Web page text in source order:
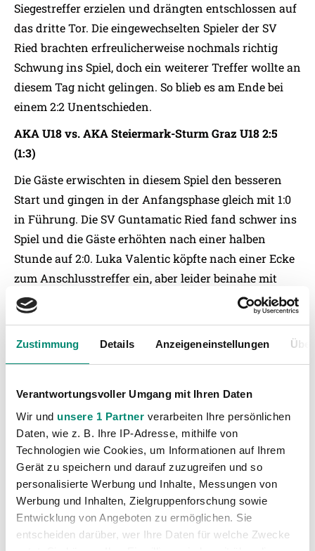
Zustimmung Details Anzeigeneinstellungen
Verantwortungsvoller Umgang mit Ihren Daten
Wir und unsere 1 Partner verarbeiten Ihre persönlichen
Daten, wie z. B. Ihre IP-Adresse, mithilfe von
Technologien wie Cookies, um Informationen auf Ihrem
Gerät zu speichern und darauf zuzugreifen und so
personalisierte Werbung und Inhalte, Messungen von
Werbung und Inhalten, Zielgruppenforschung sowie
Entwicklung von Angeboten zu ermöglichen. Sie
entscheiden darüber, wer Ihre Daten für welche Zwecke
Siegestreffer erzielen und drängten entschlossen auf
das dritte Tor. Die eingewechselten Spieler der SV
Ried brachten erfreulicherweise nochmals richtig
Schwung ins Spiel, doch ein weiterer Treffer wollte an
diesem Tag nicht gelingen. So blieb es am Ende bei
einem 2:2 Unentschieden.
AKA U18 vs. AKA Steiermark-Sturm Graz U18 2:5
(1:3)
Die Gäste erwischten in diesem Spiel den besseren
Start und gingen in der Anfangsphase gleich mit 1:0
in Führung. Die SV Guntamatic Ried fand schwer ins
Spiel und die Gäste erhöhten nach einer halben
Stunde auf 2:0. Luka Valentic köpfte nach einer Ecke
zum Anschlusstreffer ein, aber leider beinahe mit
dem Anstoß der Gäste erzielten sie das 3:1. Mit
diesem Ergebnis ging es dann auch in die
Halbzeitpause.
Nach Seitenwechsel war die Schimpl-Elf viel besser
über die linke Seite durch Valentin Akrap den
Anschlusstreffer zum 3:2. Danach drängte die Rieder
auf den Ausgleich. Es wurden einige gute
Möglichkeiten herausgespielt. Leider konnten diese
aber nicht verwertet werden. In der Schlussphase
wurde viel Risiko genommen und die Gäste nützten
den Platz zum Konterspiel und konnten dadurch
noch zwei weitere Tore erzielen.